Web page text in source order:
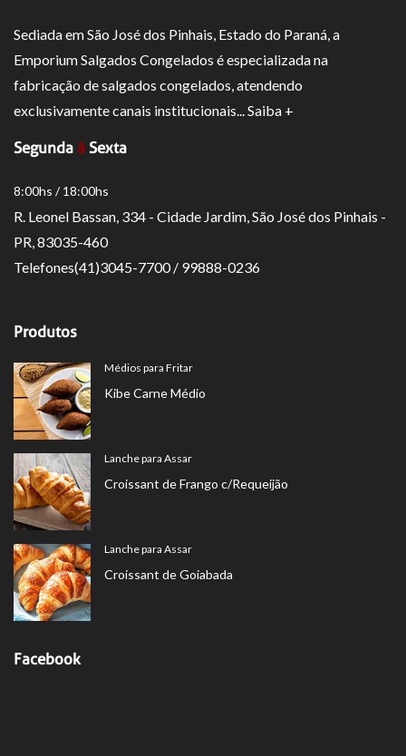
Sediada em São José dos Pinhais, Estado do Paraná, a
Emporium Salgados Congelados é especializada na
fabricação de salgados congelados, atendendo
exclusivamente canais institucionais... Saiba +
Segunda à Sexta
8:00hs / 18:00hs
R. Leonel Bassan, 334 - Cidade Jardim, São José dos Pinhais -
PR, 83035-460
Telefones(41)3045-7700 / 99888-0236
Produtos
Médios para Fritar
Kibe Carne Médio
Lanche para Assar
Croissant de Frango c/Requeijão
Lanche para Assar
Croissant de Goiabada
Facebook